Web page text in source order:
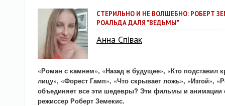
СТЕРИЛЬНО И НЕ ВОЛШЕБНО: РОБЕРТ
РОАЛЬДА ДАЛЯ "ВЕДЬМЫ"
Анна Співак
«Роман с камнем», «Назад в будущее», «Кто подставил
лицу», «Форест Гамп», «Что скрывает ложь», «Изгой»,
объединяет все эти шедевры? Эти фильмы и анимации
режиссер Роберт Земекис.